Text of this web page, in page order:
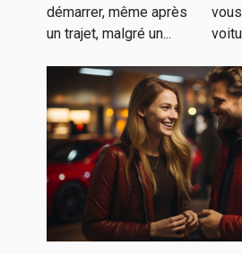
démarrer, même après
un trajet, malgré un...